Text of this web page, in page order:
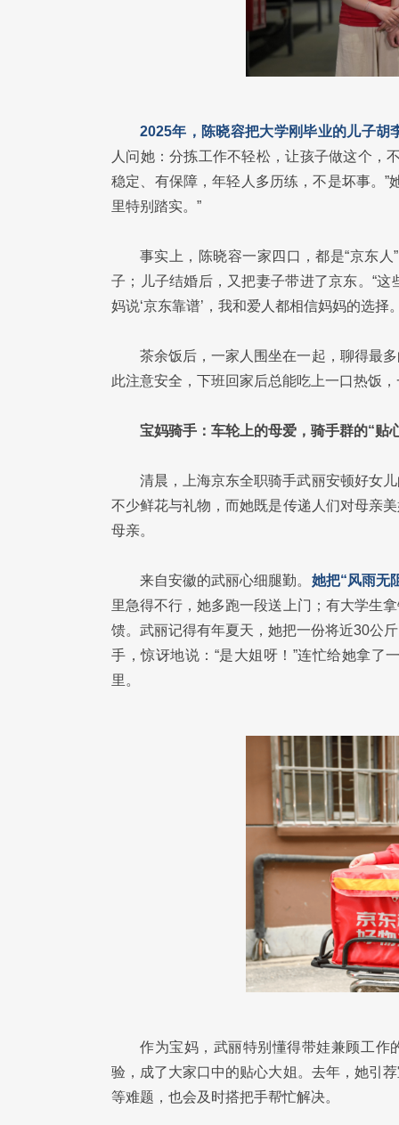
2025年，陈晓容把大学刚毕业的儿子胡
人问她：分拣工作不轻松，让孩子做这个，
稳定、有保障，年轻人多历练，不是坏事。
里特别踏实。”
事实上，陈晓容一家四口，都是“京东
子；儿子结婚后，又把妻子带进了京东。“
妈说‘京东靠谱’，我和爱人都相信妈妈的选择
茶余饭后，一家人围坐在一起，聊得最
此注意安全，下班回家后总能吃上一口热饭
宝妈骑手：车轮上的母爱，骑手群的“贴
清晨，上海京东全职骑手武丽安顿好女
不少鲜花与礼物，而她既是传递人们对母亲
母亲。
来自安徽的武丽心细腿勤。 她把“风雨无
里急得不行，她多跑一段送上门；有大学生
馈。武丽记得有年夏天，她把一份将近30公
手，惊讶地说：“是大姐呀！”连忙给她拿
里。
作为宝妈，武丽特别懂得带娃兼顾工作
验，成了大家口中的贴心大姐。去年，她引
等难题，也会及时搭把手帮忙解决。